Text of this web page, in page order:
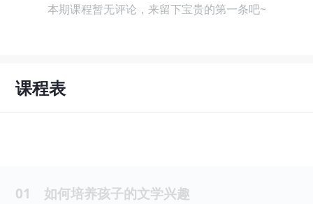
本期课程暂无评论，来留下宝贵的第一条吧~
课程表
01 如何培养孩子的文学兴趣